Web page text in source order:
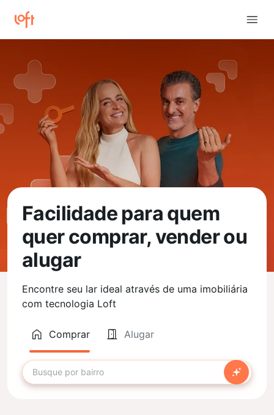
Facilidade para quem
quer comprar, vender ou
alugar
Encontre seu lar ideal através de uma imobiliária
com tecnologia Loft
Comprar Alugar